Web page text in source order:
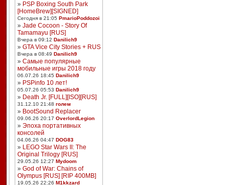
» PSP Boxing South Park
[HomeBrew][SIGNED]
Сегодня в 21:05 PmarioPoddozoi
» Jade Cocoon - Story Of
Tamamayu [RUS]
Вчера в 09:12 Danilich9
» GTA Vice City Stories + RUS
Вчера в 08:49 Danilich9
» Самые популярные
мобильные игры 2018 году
06.07.26 18:45 Danilich9
» PSPinfo 10 лет!
05.07.26 05:53 Danilich9
» Death Jr. [FULL][ISO][RUS]
31.12.10 21:48 голем
» BootSound Replacer
09.06.26 20:17 OverlordLegion
» Эпоха портативных
консолей
04.06.26 04:47 DOG83
» LEGO Star Wars II: The
Original Trilogy [RUS]
29.05.26 12:27 Mydoom
» God of War: Chains of
Olympus [RUS] [RIP 400MB]
19.05.26 22:26 M1kkzard